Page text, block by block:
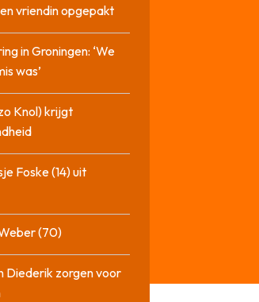
vriendin opgepakt
in Groningen: ‘We
was’
Knol) krijgt
Foske (14) uit
(70)
Diederik zorgen voor